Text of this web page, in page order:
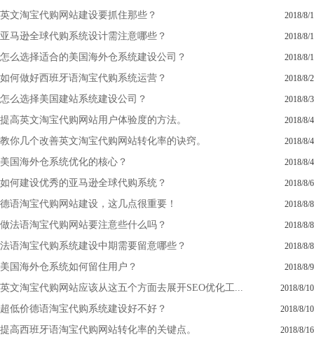
英文淘宝代购网站建设要抓住那些？ 2018/8/1
亚马逊全球代购系统设计需注意哪些？ 2018/8/1
怎么选择适合的美国海外仓系统建设公司？ 2018/8/1
如何做好西班牙语淘宝代购系统运营？ 2018/8/2
怎么选择美国建站系统建设公司？ 2018/8/3
提高英文淘宝代购网站用户体验度的方法。 2018/8/4
教你几个改善英文淘宝代购网站转化率的诀窍。 2018/8/4
美国海外仓系统优化的核心？ 2018/8/4
如何建设优秀的亚马逊全球代购系统？ 2018/8/6
德语淘宝代购网站建设，这几点很重要！ 2018/8/8
做法语淘宝代购网站要注意些什么吗？ 2018/8/8
法语淘宝代购系统建设中期需要留意哪些？ 2018/8/8
美国海外仓系统如何留住用户？ 2018/8/9
英文淘宝代购网站应该从这五个方面去展开SEO优化工... 2018/8/10
超低价德语淘宝代购系统建设好不好？ 2018/8/10
提高西班牙语淘宝代购网站转化率的关键点。 2018/8/16